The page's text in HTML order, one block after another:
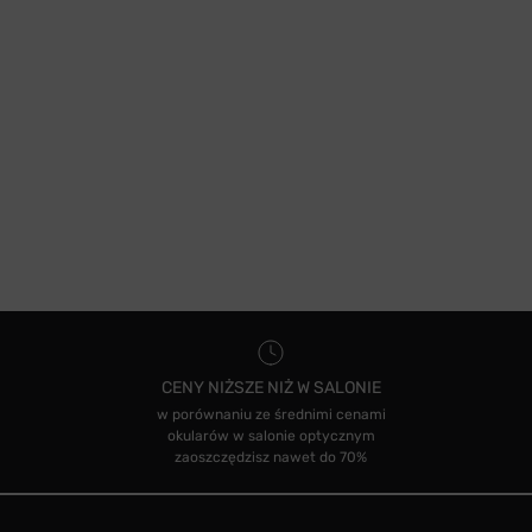
CENY NIŻSZE NIŻ W SALONIE
w porównaniu ze średnimi cenami
okularów w salonie optycznym
zaoszczędzisz nawet do 70%